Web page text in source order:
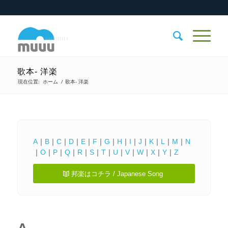
歌本- 洋楽
現在位置: ホーム / 歌本- 洋楽
A｜ B｜ C｜ D｜ E｜ F ｜ G ｜ H ｜ I ｜ J ｜ K｜ L ｜ M ｜ N
｜ O｜ P｜ Q｜ R ｜ S｜ T｜ U ｜ V｜ W｜ X｜ Y｜ Z
邦楽はコチラ / Japanese Song